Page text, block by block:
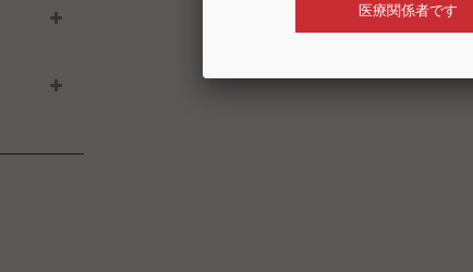
医療関係者です